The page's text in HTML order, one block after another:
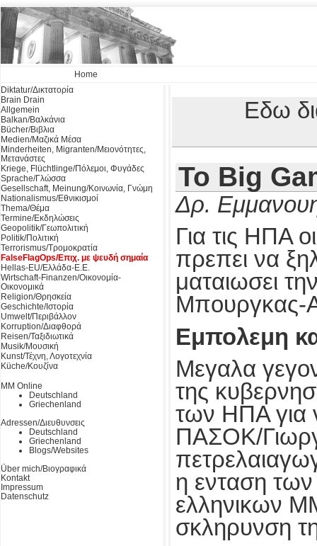
Home
Diktatur/Δικτατορία
Brain Drain
Allgemein
Balkan/Βαλκάνια
Bücher/Βιβλια
Medien/Μαζικά Μέσα
Minderheiten, Migranten/Μειονότητες,
Μετανάστες
Kriege, Flüchtlinge/Πόλεμοι, Φυγάδες
Sprache/Γλώσσα
Gesellschaft, Meinung/Κοινωνία, Γνώμη
Nationalismus/Εθνικισμοί
Thema/Θέμα
Termine/Εκδηλώσεις
Geopolitik/Γεωπολιτική
Politik/Πολιτική
Terrorismus/Τρομοκρατία
FalseFlagOps/Επιχ. με ψευδή σημαία
Hellas-EU/Ελλάδα-Ε.Ε.
Wirtschaft-Finanzen/Οικονομία-
Οικονομικά
Religion/Θρησκεία
Geschichte/Ιστορία
Umwelt/Περιβάλλον
Korruption/Διαφθορά
Reisen/Ταξιδιωτικά
Musik/Μουσική
Kunst/Τέχνη, Λογοτεχνία
Küche/Κουζίνα
MM Online
Deutschland
Griechenland
Adressen/Διευθυνσεις
Deutschland
Griechenland
Blogs/Websites
Über mich/Βιογραφικά
Kontakt
Impressum
Datenschutz
Εδω
Το Big
Δρ.
Για τις ΗΠΑ
πρεπει να
ματαιωσει
Μπουργκας-
Εμπολεμη
Μεγαλα
της
των ΗΠΑ για
ΠΑΣΟΚ/
η ενταση
ελληνικων
σκληρυνση